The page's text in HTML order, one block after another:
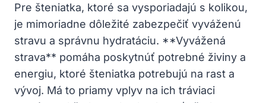
Pre šteniatka, ktoré sa vysporiadajú s kolikou,
je mimoriadne dôležité zabezpečiť vyváženú
stravu a správnu hydratáciu. **Vyvážená
strava** pomáha poskytnúť potrebné živiny a
energiu, ktoré šteniatka potrebujú na rast a
vývoj. Má to priamy vplyv na ich tráviaci